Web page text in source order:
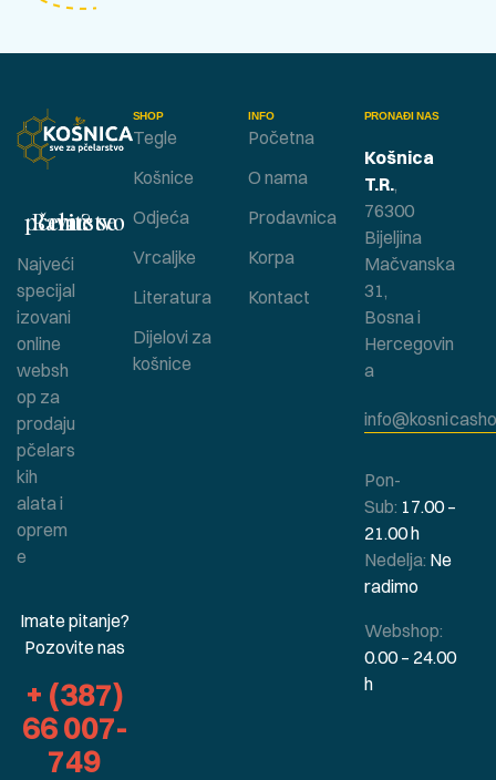
SHOP
Tegle
Košnice
Odjeća
Vrcaljke
Literatura
Dijelovi za
košnice
INFO
Početna
O nama
Prodavnica
Korpa
Kontact
Bavite se pčelarstvom ?
Najveći
specijal
izovani
online
websh
op za
prodaju
pčelars
kih
alata i
oprem
e
Imate pitanje?
Pozovite nas
+ (387)
66 007-
749
PRONAĐI NAS
Košnica
T.R.,
76300
Bijeljina
Mačvanska
31,
Bosna i
Hercegovin
a
Pon-
Sub: 17.00 –
21.00 h
Nedelja: Ne
radimo
Webshop:
0.00 – 24.00
h